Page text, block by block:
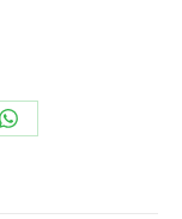
Share